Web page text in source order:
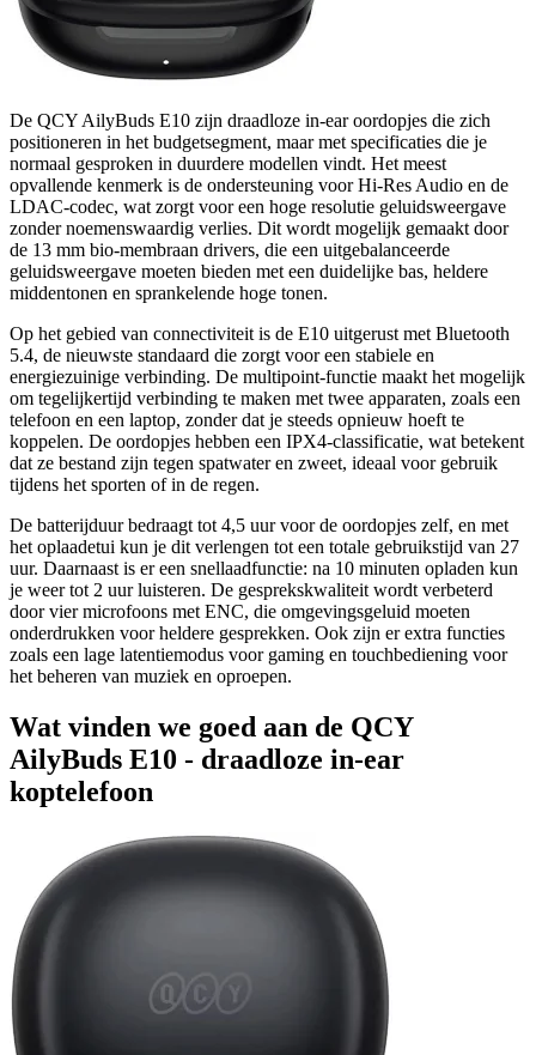
De QCY AilyBuds E10 zijn draadloze in-ear oordopjes die zich
positioneren in het budgetsegment, maar met specificaties die je
normaal gesproken in duurdere modellen vindt. Het meest
opvallende kenmerk is de ondersteuning voor Hi-Res Audio en de
LDAC-codec, wat zorgt voor een hoge resolutie geluidsweergave
zonder noemenswaardig verlies. Dit wordt mogelijk gemaakt door
de 13 mm bio-membraan drivers, die een uitgebalanceerde
geluidsweergave moeten bieden met een duidelijke bas, heldere
middentonen en sprankelende hoge tonen.
Op het gebied van connectiviteit is de E10 uitgerust met Bluetooth
5.4, de nieuwste standaard die zorgt voor een stabiele en
energiezuinige verbinding. De multipoint-functie maakt het mogelijk
om tegelijkertijd verbinding te maken met twee apparaten, zoals een
telefoon en een laptop, zonder dat je steeds opnieuw hoeft te
koppelen. De oordopjes hebben een IPX4-classificatie, wat betekent
dat ze bestand zijn tegen spatwater en zweet, ideaal voor gebruik
tijdens het sporten of in de regen.
De batterijduur bedraagt tot 4,5 uur voor de oordopjes zelf, en met
het oplaadetui kun je dit verlengen tot een totale gebruikstijd van 27
uur. Daarnaast is er een snellaadfunctie: na 10 minuten opladen kun
je weer tot 2 uur luisteren. De gesprekskwaliteit wordt verbeterd
door vier microfoons met ENC, die omgevingsgeluid moeten
onderdrukken voor heldere gesprekken. Ook zijn er extra functies
zoals een lage latentiemodus voor gaming en touchbediening voor
het beheren van muziek en oproepen.
Wat vinden we goed aan de QCY
AilyBuds E10 - draadloze in-ear
koptelefoon